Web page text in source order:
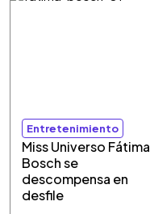
Entretenimiento
Miss Universo Fátima
Bosch se
descompensa en
desfile